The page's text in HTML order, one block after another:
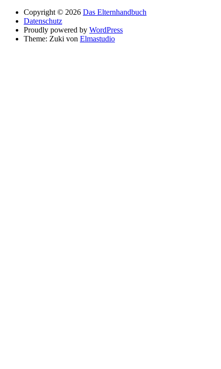
Copyright © 2026 Das Elternhandbuch
Datenschutz
Proudly powered by WordPress
Theme: Zuki von Elmastudio